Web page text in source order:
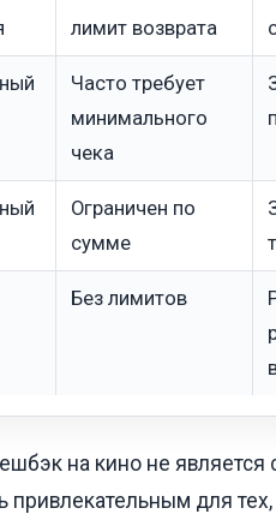
лимит возврата
Часто требует
минимального
чека
Ограничен по
сумме
Без лимитов
на кино не
привлекательным для тех,